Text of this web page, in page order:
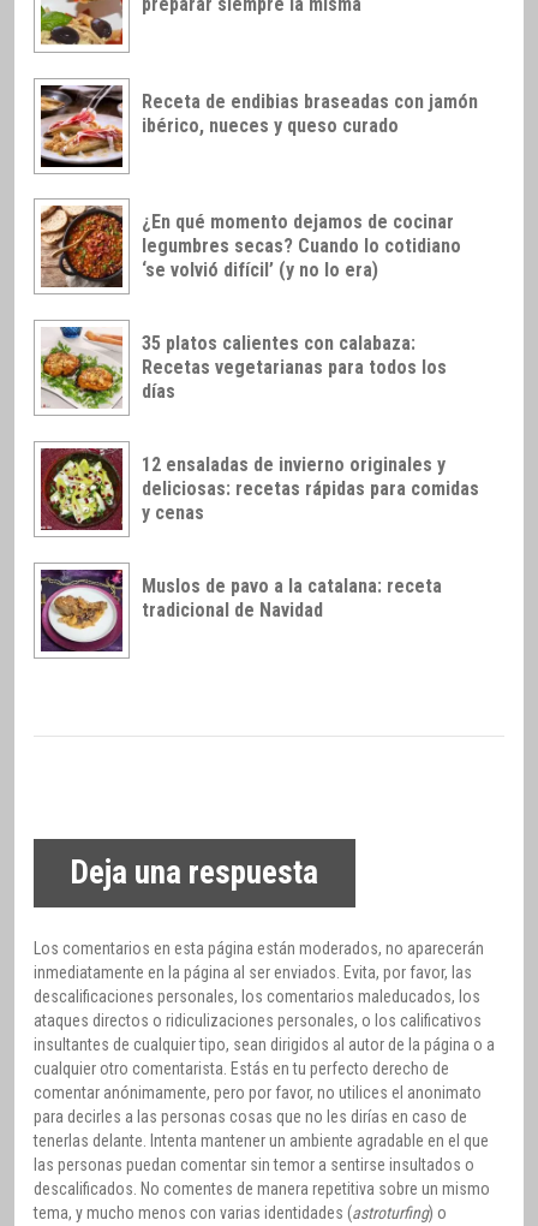
Receta de endibias braseadas con jamón
ibérico, nueces y queso curado
¿En qué momento dejamos de cocinar
legumbres secas? Cuando lo cotidiano
‘se volvió difícil’ (y no lo era)
35 platos calientes con calabaza:
Recetas vegetarianas para todos los
días
12 ensaladas de invierno originales y
deliciosas: recetas rápidas para comidas
y cenas
Muslos de pavo a la catalana: receta
tradicional de Navidad
Deja una respuesta
Los comentarios en esta página están moderados, no aparecerán
inmediatamente en la página al ser enviados. Evita, por favor, las
descalificaciones personales, los comentarios maleducados, los
ataques directos o ridiculizaciones personales, o los calificativos
insultantes de cualquier tipo, sean dirigidos al autor de la página o a
cualquier otro comentarista. Estás en tu perfecto derecho de
comentar anónimamente, pero por favor, no utilices el anonimato
para decirles a las personas cosas que no les dirías en caso de
tenerlas delante. Intenta mantener un ambiente agradable en el que
las personas puedan comentar sin temor a sentirse insultados o
descalificados. No comentes de manera repetitiva sobre un mismo
tema, y mucho menos con varias identidades (astroturfing) o